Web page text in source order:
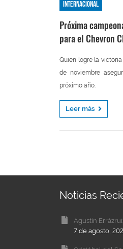
Internacional
Próxima
para el Chevron
Quien logre la
de noviembre
próximo año.
Leer más
Noticias
Agustín
7 de agosto,